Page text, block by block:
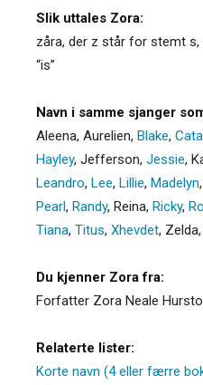
Slik uttales Zora:
zåra, der z står for stemt
“is”
Navn i samme sjanger
Aleena, Aurelien, Blake,
Hayley, Jefferson, Jessie,
Leandro, Lee, Lillie, Madelyn,
Pearl, Randy, Reina, Ricky,
Tiana, Titus, Xhevdet, Zelda,
Du kjenner Zora fra:
Forfatter Zora Neale
Relaterte lister:
Korte navn (4 eller færre